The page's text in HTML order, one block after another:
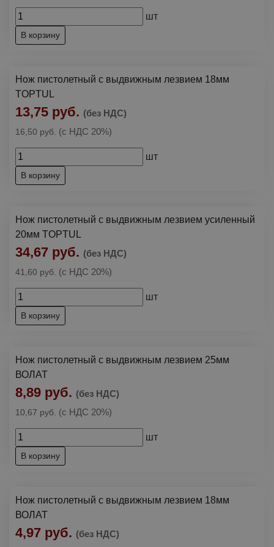
шт
В корзину
Нож пистолетный с выдвижным лезвием 18мм
TOPTUL
13,75 руб. (без НДС)
16,50 руб. (с НДС 20%)
шт
В корзину
Нож пистолетный с выдвижным лезвием усиленный
20мм TOPTUL
34,67 руб. (без НДС)
41,60 руб. (с НДС 20%)
шт
В корзину
Нож пистолетный с выдвижным лезвием 25мм
ВОЛАТ
8,89 руб. (без НДС)
10,67 руб. (с НДС 20%)
шт
В корзину
Нож пистолетный с выдвижным лезвием 18мм
ВОЛАТ
4,97 руб. (без НДС)